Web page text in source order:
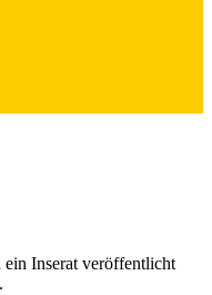
ein Inserat veröffentlicht